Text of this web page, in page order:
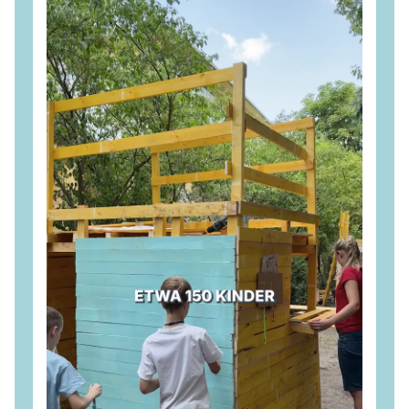
Wir setzen uns dafür ein, dass dieser Wandel sozial
verträglich, wirtschaftlich tragfähig und mit klarer
Perspektive für die Beschäftigten gestaltet wird. 💪
#CDU#Brandenburg#Lausitz #Wirtschaft
Industrie
#Energie